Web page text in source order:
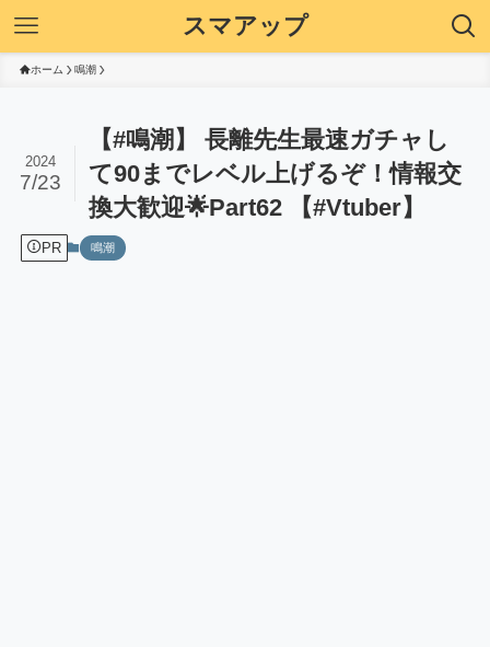
スマアップ
ホーム 鳴潮
【#鳴潮】 長離先生最速ガチャし
て90までレベル上げるぞ！情報交
換大歓迎🌟Part62 【#Vtuber】
2024
7/23
PR 鳴潮